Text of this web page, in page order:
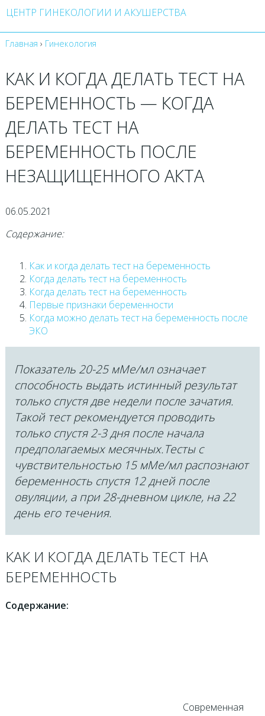
ЦЕНТР ГИНЕКОЛОГИИ И АКУШЕРСТВА
Главная › Гинекология
КАК И КОГДА ДЕЛАТЬ ТЕСТ НА
БЕРЕМЕННОСТЬ — КОГДА
ДЕЛАТЬ ТЕСТ НА
БЕРЕМЕННОСТЬ ПОСЛЕ
НЕЗАЩИЩЕННОГО АКТА
06.05.2021
Содержание:
Как и когда делать тест на беременность
Когда делать тест на беременность
Когда делать тест на беременность
Первые признаки беременности
Когда можно делать тест на беременность после
ЭКО
Показатель 20-25 мМе/мл означает
способность выдать истинный результат
только спустя две недели после зачатия.
Такой тест рекомендуется проводить
только спустя 2-3 дня после начала
предполагаемых месячных.Тесты с
чувствительностью 15 мМе/мл распознают
беременность спустя 12 дней после
овуляции, а при 28-дневном цикле, на 22
день его течения.
КАК И КОГДА ДЕЛАТЬ ТЕСТ НА
БЕРЕМЕННОСТЬ
Содержание:
Современная